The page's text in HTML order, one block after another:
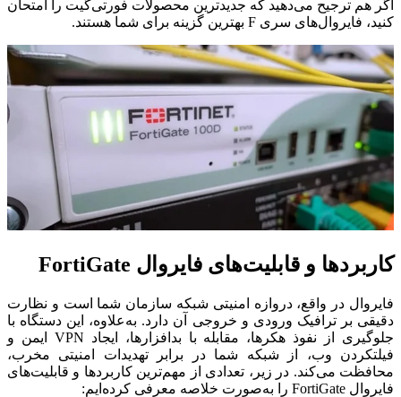
اگر هم ترجیح می‌دهید که جدیدترین محصولات فورتی‌گیت را امتحان
کنید، فایروال‌های سری F بهترین گزینه برای شما هستند.
کاربردها و قابلیت‌های فایروال FortiGate
فایروال در واقع، دروازه امنیتی شبکه سازمان شما است و نظارت
دقیقی بر ترافیک ورودی و خروجی آن دارد. به‌علاوه، این دستگاه با
جلوگیری از نفوذ هکرها، مقابله با بدافزارها، ایجاد VPN ایمن و
فیلتکردن وب، از شبکه شما در برابر تهدیدات امنیتی مخرب،
محافظت می‌کند. در زیر، تعدادی از مهم‌ترین کاربردها و قابلیت‌های
فایروال FortiGate را به‌صورت خلاصه معرفی کرده‌ایم: